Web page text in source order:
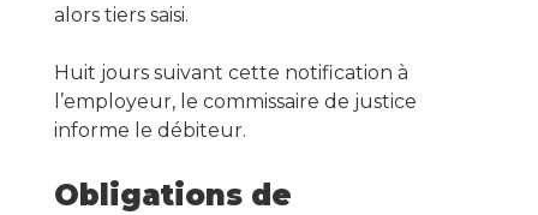
alors tiers saisi.
Huit jours suivant cette notification à
l’employeur, le commissaire de justice
informe le débiteur.
Obligations de